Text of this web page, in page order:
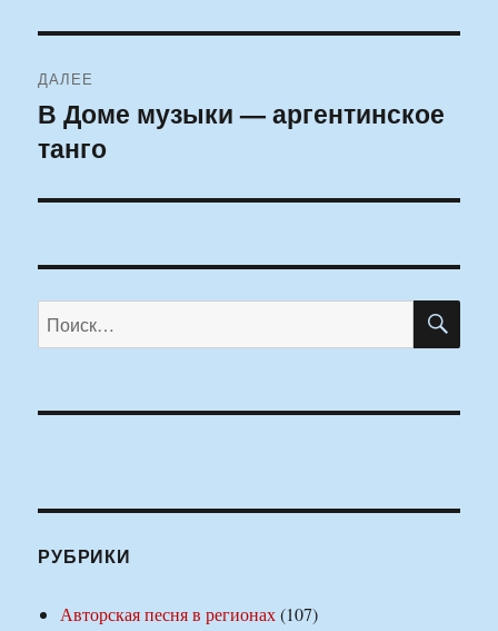
ДАЛЕЕ
Следующая
запись:
В Доме музыки — аргентинское
танго
Искать:
РУБРИКИ
Авторская песня в регионах(107)